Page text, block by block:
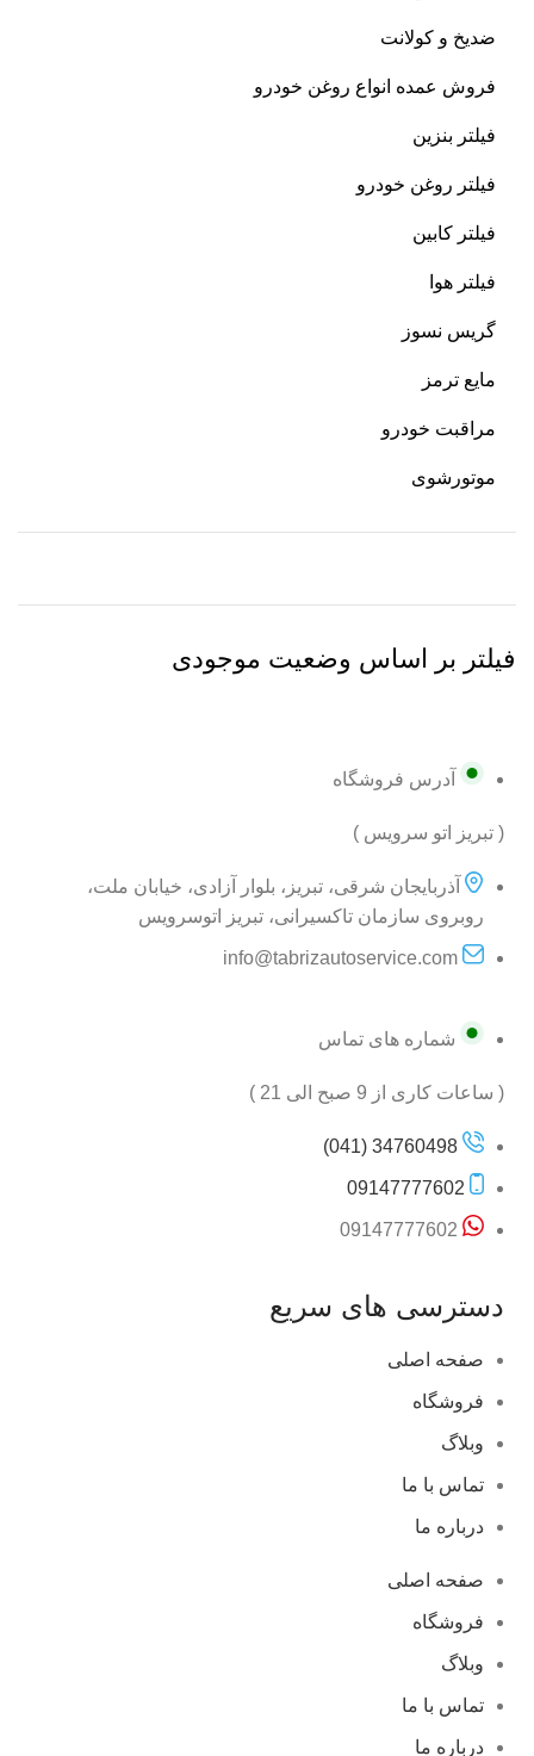
ضدیخ و کولانت
فروش عمده انواع روغن خودرو
فیلتر بنزین
فیلتر روغن خودرو
فیلتر کابین
فیلتر هوا
گریس نسوز
مایع ترمز
مراقبت خودرو
موتورشوی
فیلتر بر اساس وضعیت موجودی
آدرس فروشگاه
( تبریز اتو سرویس )
آذربایجان شرقی، تبریز، بلوار آزادی، خیابان ملت،
روبروی سازمان تاکسیرانی، تبریز اتوسرویس
info@tabrizautoservice.com
شماره های تماس
( ساعات کاری از 9 صبح الی 21 )
34760498 (041)
09147777602
09147777602
دسترسی های سریع
صفحه اصلی
فروشگاه
وبلاگ
تماس با ما
درباره ما
صفحه اصلی
فروشگاه
وبلاگ
تماس با ما
درباره ما